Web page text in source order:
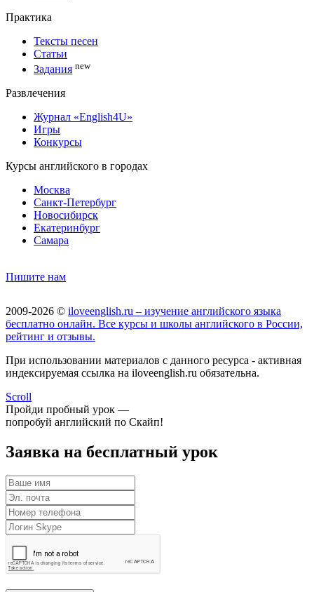
Практика
Тексты песен
Статьи
Задания new
Развлечения
Журнал «English4U»
Игры
Конкурсы
Курсы английского в городах
Москва
Санкт-Петербург
Новосибирск
Екатеринбург
Самара
Пишите нам
2009-2026 © iloveenglish.ru – изучение английского языка
бесплатно онлайн. Все курсы и школы английского в России,
рейтинг и отзывы.
При использовании материалов с данного ресурса - активная
индексируемая ссылка на iloveenglish.ru обязательна.
Scroll
Пройди пробный урок —
попробуй английский по Скайп!
Заявка на бесплатный урок